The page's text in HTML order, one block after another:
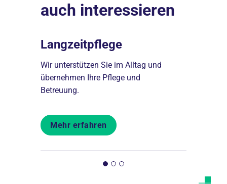
auch interessieren
Langzeitpflege
Wir unterstützen Sie im Alltag und
übernehmen Ihre Pflege und
Betreuung.
Mehr erfahren